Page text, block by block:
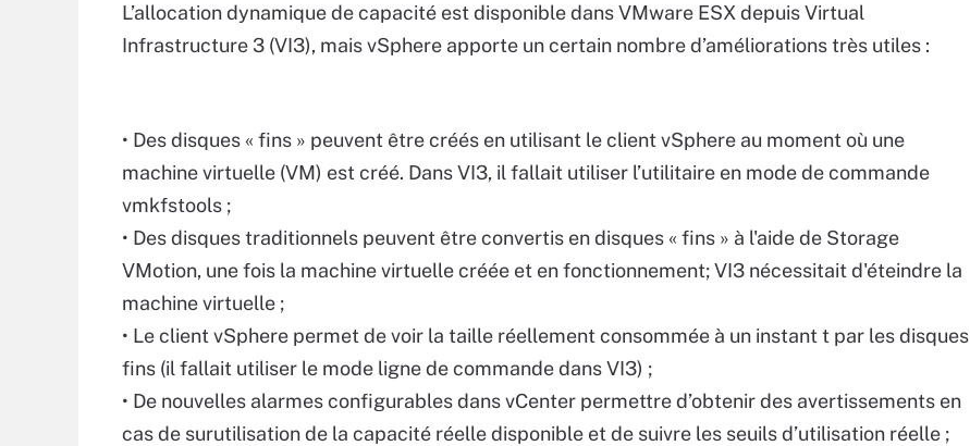
L’allocation dynamique de capacité est disponible dans VMware ESX depuis Virtual
Infrastructure 3 (VI3), mais vSphere apporte un certain nombre d’améliorations très utiles :
• Des disques « fins » peuvent être créés en utilisant le client vSphere au moment où une
machine virtuelle (VM) est créé. Dans VI3, il fallait utiliser l’utilitaire en mode de commande
vmkfstools ;
• Des disques traditionnels peuvent être convertis en disques « fins » à l'aide de Storage
VMotion, une fois la machine virtuelle créée et en fonctionnement; VI3 nécessitait d'éteindre la
machine virtuelle ;
• Le client vSphere permet de voir la taille réellement consommée à un instant t par les disques
fins (il fallait utiliser le mode ligne de commande dans VI3) ;
• De nouvelles alarmes configurables dans vCenter permettre d’obtenir des avertissements en
cas de surutilisation de la capacité réelle disponible et de suivre les seuils d’utilisation réelle ;